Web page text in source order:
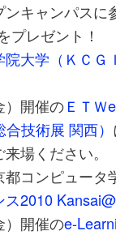
キャンパスに
プレゼント！
院大学（ＫＣＧ
開催のＥＴＷ
技術展 関西）
場ください。
コンピュータ
2010
開催のe-